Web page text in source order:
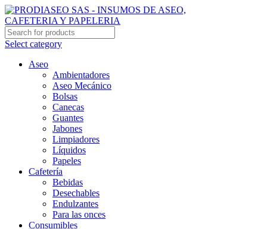
Select category
Aseo
Ambientadores
Aseo Mecánico
Bolsas
Canecas
Guantes
Jabones
Limpiadores
Líquidos
Papeles
Cafetería
Bebidas
Desechables
Endulzantes
Para las onces
Consumibles